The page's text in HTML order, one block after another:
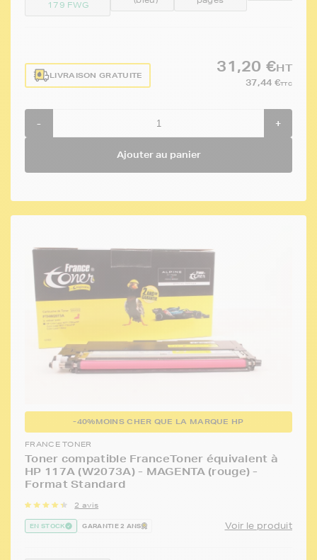
179 FWG
LIVRAISON GRATUITE
31,20 €HT
37,44 €TTC
- +
Ajouter au panier
-40%MOINS CHER QUE LA MARQUE HP
FRANCE TONER
Toner compatible FranceToner équivalent à
HP 117A (W2073A) - MAGENTA (rouge) -
Format Standard
2 avis
EN STOCK GARANTIE 2 ANS Voir le produit